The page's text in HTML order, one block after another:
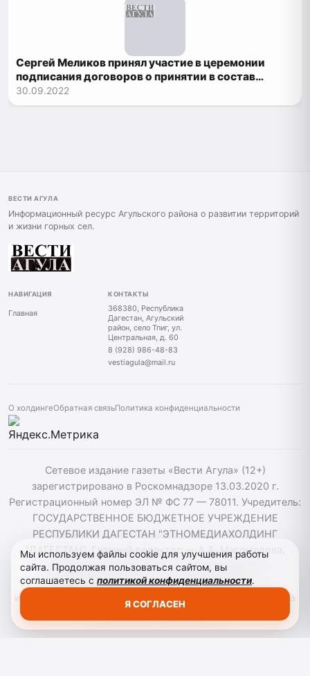
Сергей Меликов принял участие в церемонии
подписания договоров о принятии в состав
России новых территорий
30.09.2022
ВЕСТИ АГУЛА
Информационный ресурс Агульского района о развитии территорий
и жизни горных сел.
НАВИГАЦИЯ
Главная
КОНТАКТЫ
368380, Республика
Дагестан, Агульский
район, село Тпиг, ул.
Центральная, д. 60
8 (928) 986-48-83
vestiagula@mail.ru
О холдингеОбратная связьПолитика конфиденциальности
Сетевое издание газеты «Вести Агула» (12+)
зарегистрировано в Роскомнадзоре 13.03.2020 г.
Регистрационный номер ЭЛ № ФС 77 — 78011. Учредитель:
ГОСУДАРСТВЕННОЕ БЮДЖЕТНОЕ УЧРЕЖДЕНИЕ
РЕСПУБЛИКИ ДАГЕСТАН "ЭТНОМЕДИАХОЛДИНГ
"ДАГЕСТАН". Главный редактор — А.А. Магомедова,
vestiagul@etnomediadag.ru Телефон редакции:
+79898808732 Телефон: +79289864883. При
использовании материалов сайта активная гиперссылка
Мы используем файлы cookie для улучшения работы
сайта. Продолжая пользоваться сайтом, вы
соглашаетесь с политикой конфиденциальности.
Я СОГЛАСЕН